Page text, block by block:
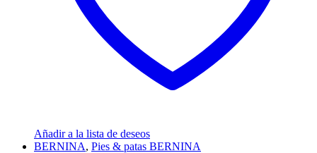
Añadir a la lista de deseos
BERNINA, Pies & patas BERNINA